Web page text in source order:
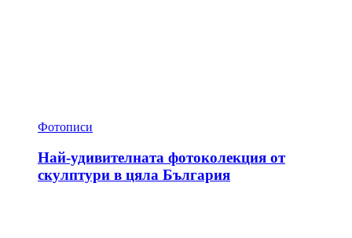
Фотописи
Най-удивителната фотоколекция от
скулптури в цяла България